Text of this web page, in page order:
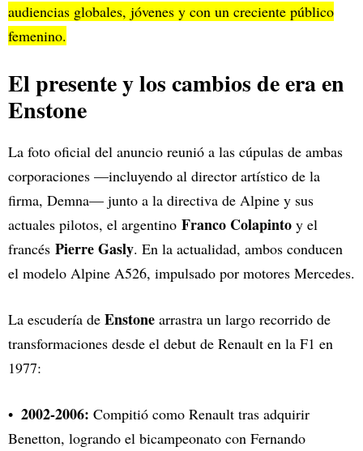
audiencias globales, jóvenes y con un creciente público
femenino.
El presente y los cambios de era en
Enstone
La foto oficial del anuncio reunió a las cúpulas de ambas
corporaciones —incluyendo al director artístico de la
firma, Demna— junto a la directiva de Alpine y sus
actuales pilotos, el argentino Franco Colapinto y el
francés Pierre Gasly. En la actualidad, ambos conducen
el modelo Alpine A526, impulsado por motores Mercedes.
La escudería de Enstone arrastra un largo recorrido de
transformaciones desde el debut de Renault en la F1 en
1977:
2002-2006: Compitió como Renault tras adquirir
Benetton, logrando el bicampeonato con Fernando